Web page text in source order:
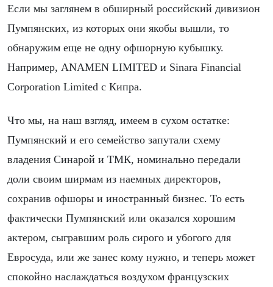
Если мы заглянем в обширный российский дивизион
Пумпянских, из которых они якобы вышли, то
обнаружим еще не одну офшорную кубышку.
Например, ANAMEN LIMITED и Sinara Financial
Corporation Limited с Кипра.
Что мы, на наш взгляд, имеем в сухом остатке:
Пумпянский и его семейство запутали схему
владения Синарой и ТМК, номинально передали
доли своим ширмам из наемных директоров,
сохранив офшоры и иностранный бизнес. То есть
фактически Пумпянский или оказался хорошим
актером, сыгравшим роль сирого и убогого для
Евросуда, или же занес кому нужно, и теперь может
спокойно наслаждаться воздухом французских